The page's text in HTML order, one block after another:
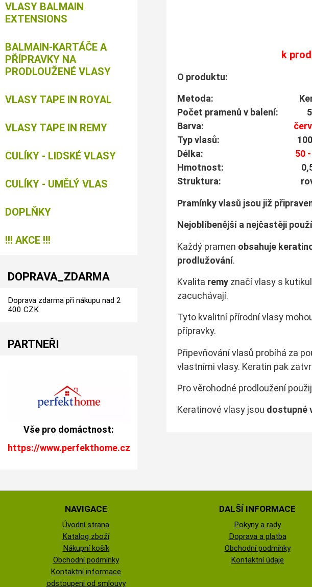
k
O produktu:
Metoda:
Počet pramenů v balení:
Barva:
Typ vlasů: 100% lidské
Délka: 50
Hmotnost: 0,5g /
Struktura:
Pramínky vlasů jsou již
Nejoblíbenější a nejčastěji
Každý pramen obsahuje
prodlužování.
Kvalita remy značí vlasy s
zacuchávají.
Tyto kvalitní přírodní vlasy
přípravky.
Připevňování vlasů probíhá za
vlastními vlasy. Keratin pak
Pro věrohodné prodloužení
Keratinové vlasy jsou dostupné
VLASY BALMAIN
EXTENSIONS
BALMAIN-KARTÁČE A
PŘÍPRAVKY NA
PRODLOUŽENÉ VLASY
VLASY TAPE IN ROYAL
VLASY TAPE IN REMY
CULÍKY - LIDSKÉ VLASY
CULÍKY - UMĚLÝ VLAS
DOPLŇKY
!!! AKCE !!!
DOPRAVA_ZDARMA
Doprava zdarma při nákupu nad 2
400 CZK
PARTNEŘI
Vše pro domáctnost:
https://www.perfekthome.cz
NAVIGACE
Úvodní strana
Katalog zboží
Nákupní košík
Obchodní podmínky
Kontaktní informace
odstoupeni od smlouvy
DALŠÍ INFORMACE
Pokyny a rady
Doprava a platba
Obchodní podmínky
Kontaktní údaje